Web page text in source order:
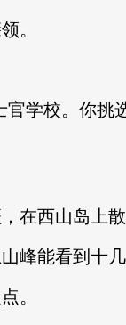
。
学校。你挑
西山岛上散
能看到十几
。